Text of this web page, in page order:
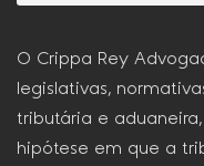
O Crippa Rey
legislativas,
tributária e
hipótese em que a